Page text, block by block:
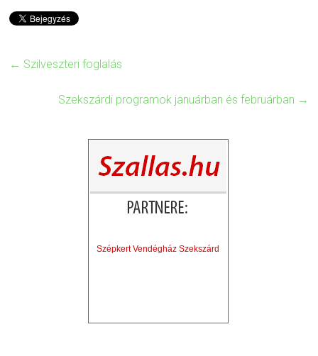
← Szilveszteri foglalás
Szekszárdi programok januárban és februárban →
Szépkert Vendégház Szekszárd